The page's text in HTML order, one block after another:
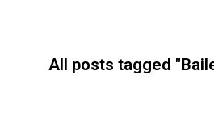
All posts tagged